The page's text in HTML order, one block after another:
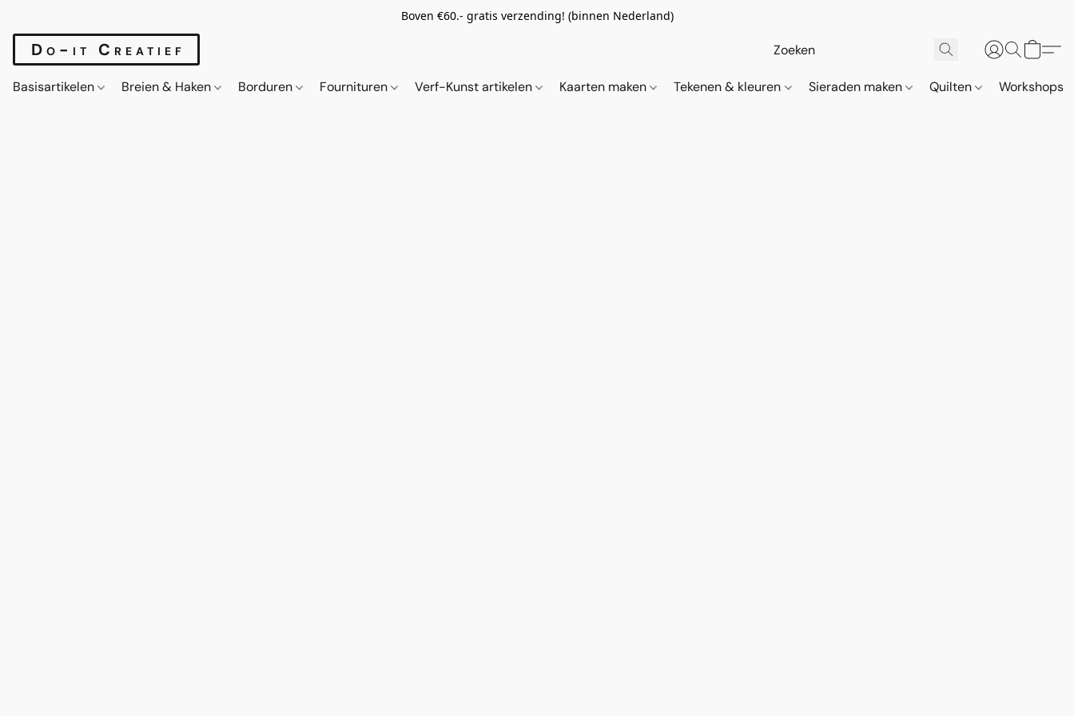
Boven €60.- gratis verzending! (binnen Nederland)
Do-it Creatief
Basisartikelen Breien & Haken Borduren Fournituren Verf-Kunst artikelen Kaarten maken Tekenen & kleuren Sieraden maken Quilten Workshops